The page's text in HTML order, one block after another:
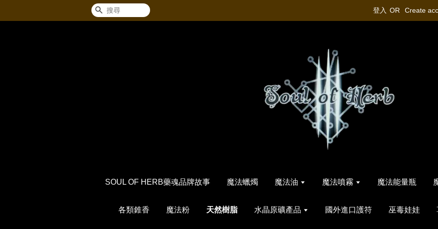
搜尋 登入 OR Create
SOUL OF HERB藥魂品牌故事 魔法蠟燭 魔法油 魔法噴霧 魔法能量瓶
各類錐香 魔法粉 天然樹脂 水晶原礦產品 國外進口護符 巫毒娃娃